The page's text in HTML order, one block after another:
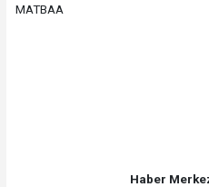
MATBAA
REKLAM
Haber